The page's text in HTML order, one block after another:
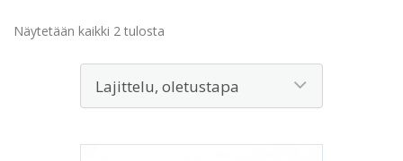
Näytetään kaikki 2 tulosta